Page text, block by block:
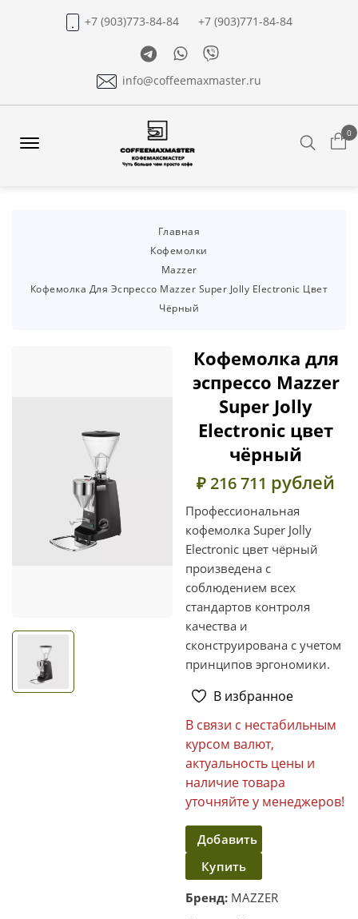
+7 (903)773-84-84
+7 (903)771-84-84
TelegramWhatsapp
Viber
info@coffeemaxmaster.ru
0
Главная
Кофемолки
Mazzer
Кофемолка Для Эспрессо Mazzer Super Jolly Electronic Цвет
Чёрный
Кофемолка для
эспрессо Mazzer
Super Jolly
Electronic цвет
чёрный
₽ 216 711 рублей
Профессиональная
кофемолка Super Jolly
Electronic цвет чёрный
произведена с
соблюдением всех
стандартов контроля
качества и
сконструирована с учетом
принципов эргономики.
В избранное
В связи с нестабильным
курсом валют,
актуальность цены и
наличие товара
уточняйте у менеджеров!
Добавить
в
корзину
Купить
в один
Бренд: MAZZER